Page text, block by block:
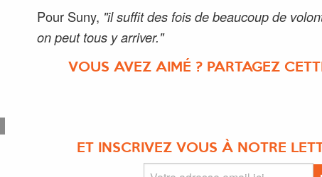
Pour Suny, "il suffit des fois de beaucoup de
on peut tous y arriver."
VOUS AVEZ AIMÉ ? PARTAGEZ
ET INSCRIVEZ VOUS À NOTRE